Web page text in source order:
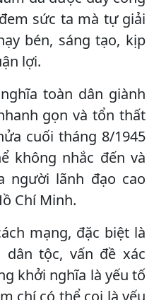
sức ta mà tự giải
bén, sáng tạo, kịp
lợi.
toàn dân giành
gọn và tổn thất
cuối tháng 8/1945
không nhắc đến và
người lãnh đạo cao
Chí Minh.
mạng, đặc biệt là
dân tộc, vấn đề xác
khởi nghĩa là yếu tố
chí có thể coi là yếu